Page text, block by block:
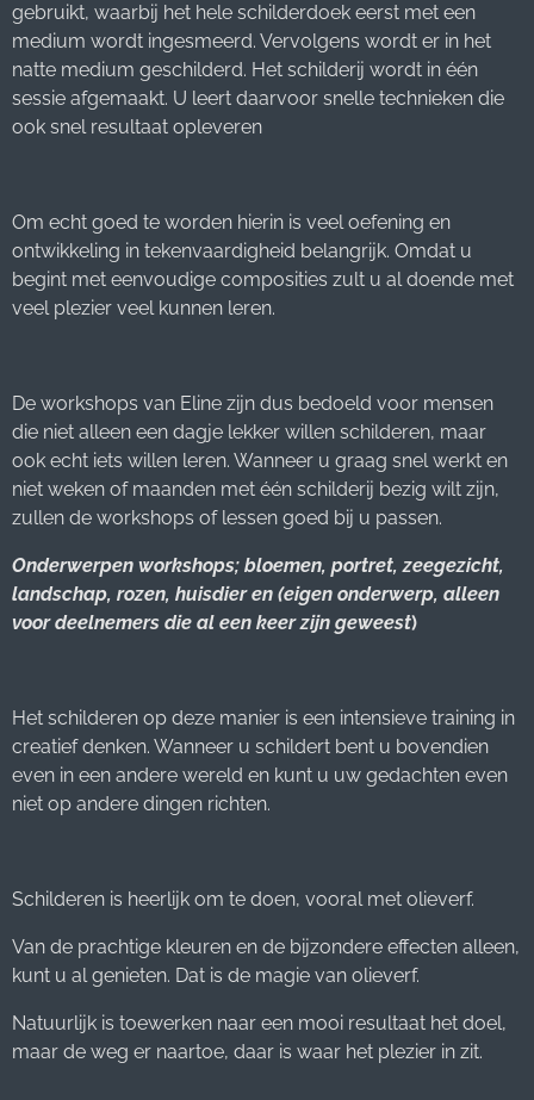
gebruikt, waarbij het hele schilderdoek eerst met een
medium wordt ingesmeerd. Vervolgens wordt er in het
natte medium geschilderd. Het schilderij wordt in één
sessie afgemaakt. U leert daarvoor snelle technieken die
ook snel resultaat opleveren
Om echt goed te worden hierin is veel oefening en
ontwikkeling in tekenvaardigheid belangrijk. Omdat u
begint met eenvoudige composities zult u al doende met
veel plezier veel kunnen leren.
De workshops van Eline zijn dus bedoeld voor mensen
die niet alleen een dagje lekker willen schilderen, maar
ook echt iets willen leren. Wanneer u graag snel werkt en
niet weken of maanden met één schilderij bezig wilt zijn,
zullen de workshops of lessen goed bij u passen.
Onderwerpen workshops; bloemen, portret, zeegezicht,
landschap, rozen, huisdier en (eigen onderwerp, alleen
voor deelnemers die al een keer zijn geweest)
Het schilderen op deze manier is een intensieve training in
creatief denken. Wanneer u schildert bent u bovendien
even in een andere wereld en kunt u uw gedachten even
niet op andere dingen richten.
Schilderen is heerlijk om te doen, vooral met olieverf.
Van de prachtige kleuren en de bijzondere effecten alleen,
kunt u al genieten. Dat is de magie van olieverf.
Natuurlijk is toewerken naar een mooi resultaat het doel,
maar de weg er naartoe, daar is waar het plezier in zit.